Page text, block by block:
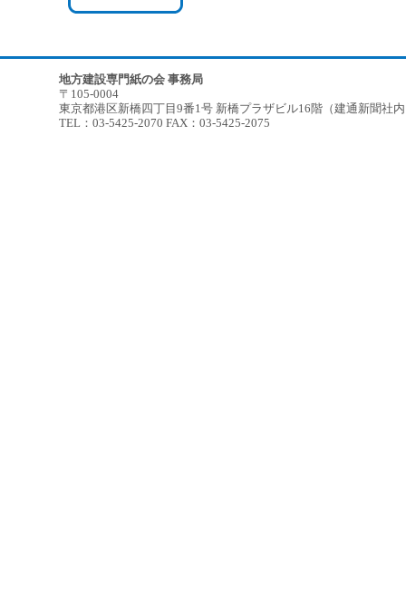
地方建設専門紙の会 事務局
〒105-0004
東京都港区新橋四丁目9番1号 新橋プラザビル16階（建通新聞社
TEL：03-5425-2070 FAX：03-5425-2075